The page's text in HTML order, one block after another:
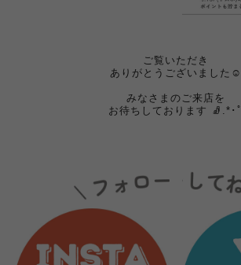
ご覧いただき
ありがとうございました☺️
みなさまのご来店を
お待ちしております 🧦.*･ﾟ